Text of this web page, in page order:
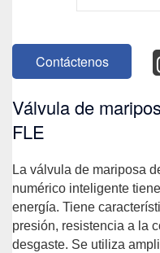
Contáctenos
Válvula de
FLE
La válvula de mariposa
numérico inteligente
energía. Tiene
presión, resistencia a la
desgaste. Se utiliza